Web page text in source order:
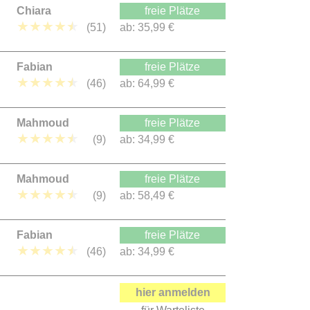
Chiara
★★★★★ (51)
freie Plätze
ab: 35,99 €
Fabian
★★★★★ (46)
freie Plätze
ab: 64,99 €
Mahmoud
★★★★★ (9)
freie Plätze
ab: 34,99 €
Mahmoud
★★★★★ (9)
freie Plätze
ab: 58,49 €
Fabian
★★★★★ (46)
freie Plätze
ab: 34,99 €
hier anmelden